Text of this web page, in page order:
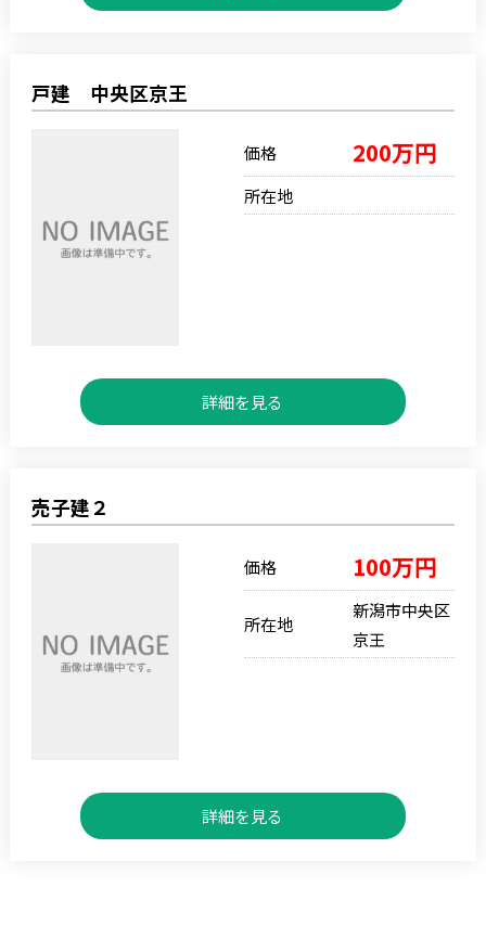
戸建 中央区京王
価格 200万円
所在地
詳細を見る
売子建２
価格 100万円
所在地
新潟市中央区
京王
詳細を見る